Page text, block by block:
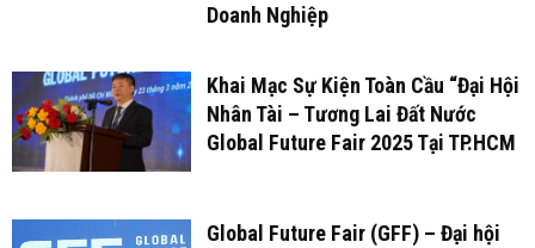
Doanh Nghiệp
Khai Mạc Sự Kiện Toàn Cầu “Đại Hội
Nhân Tài – Tương Lai Đất Nước
Global Future Fair 2025 Tại TP.HCM
Global Future Fair (GFF) – Đại hội